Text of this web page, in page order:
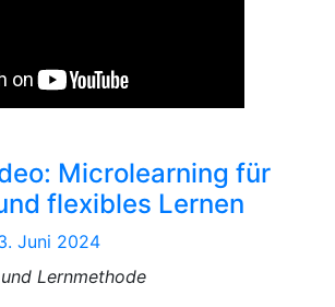
Microlearning für
flexibles Lernen
Juni 2024
Lernmethode